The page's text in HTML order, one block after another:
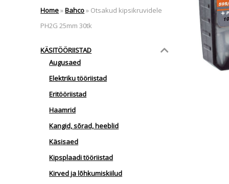
Home»Bahco» Otsakud kipsikruvidele
PH2G 25mm 30tk
KÄSITÖÖRIISTAD
Augusaed
Elektriku tööriistad
Eritööriistad
Haamrid
Kangid, sõrad, heeblid
Käsisaed
Kipsplaadi tööriistad
Kirved ja lõhkumiskiilud